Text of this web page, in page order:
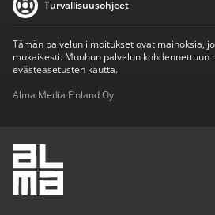
Turvallisuusohjeet
Tämän palvelun ilmoitukset ovat mainoksia,
mukaisesti. Muuhun palvelun kohdennettuun
evästeasetusten kautta.
Alma Media Finland Oy